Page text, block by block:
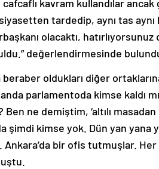
kavram kullandılar
tardedip, aynı tas
olacaktı,
değerlendirmesinde
beraber oldukları diğer
parlamentoda kimse kaldı
ne demiştim, ‘altılı
şimdi kimse yok. Dün yan yana
Ankara’da bir ofis tutmuşlar.